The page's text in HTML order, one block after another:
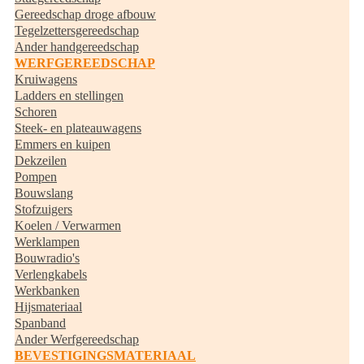
Gereedschap droge afbouw
Tegelzettersgereedschap
Ander handgereedschap
WERFGEREEDSCHAP
Kruiwagens
Ladders en stellingen
Schoren
Steek- en plateauwagens
Emmers en kuipen
Dekzeilen
Pompen
Bouwslang
Stofzuigers
Koelen / Verwarmen
Werklampen
Bouwradio's
Verlengkabels
Werkbanken
Hijsmateriaal
Spanband
Ander Werfgereedschap
BEVESTIGINGSMATERIAAL